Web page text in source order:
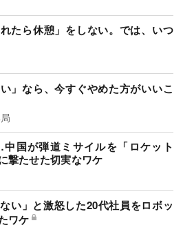
たら休憩」をしない。では、いつ
」なら、今すぐやめた方がいいこ
国が弾道ミサイルを「ロケット
撃たせた切実なワケ
い」と激怒した20代社員をロボッ
ワケ